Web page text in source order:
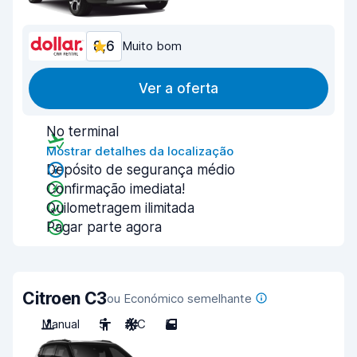
8,6 Muito bom
Ver a oferta
No terminal
Mostrar detalhes da localização
Depósito de segurança médio
Confirmação imediata!
Quilometragem ilimitada
Pagar parte agora
Citroen C3ou Económico semelhante
Manual
5 A/C 5